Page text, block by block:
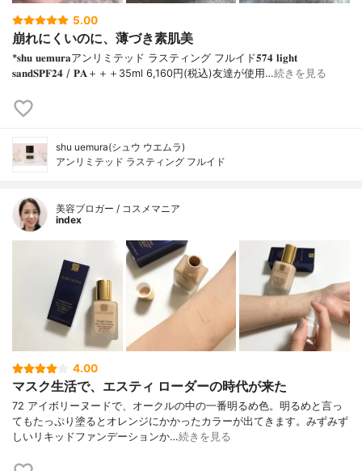
5.00
崩れにくいのに、薄づき素肌美
*𝐬𝐡𝐮 𝐮𝐞𝐦𝐮𝐫𝐚アンリミテッド ラスティング フルイド𝟓𝟕𝟒 𝐥𝐢𝐠𝐡𝐭
𝐬𝐚𝐧𝐝𝐒𝐏𝐅𝟐𝟒 / 𝐏𝐀＋＋＋⁡35ml 6,160円(税込)⁡友達が使用…続きを見る
shu uemura(シュウ ウエムラ)
アンリミテッド ラスティング フルイド
美容ブロガー / コスメマニア
index
4.00
マスク生活で、エスティ ローダーの時代が来た
72 アイボリーヌードで、オークルの中の一番明るめ色。明るめと言っ
てもたっぷり塗るとオレンジにかかったカラーが出てきます。みずみず
しいリキッドファンデーションか…続きを見る